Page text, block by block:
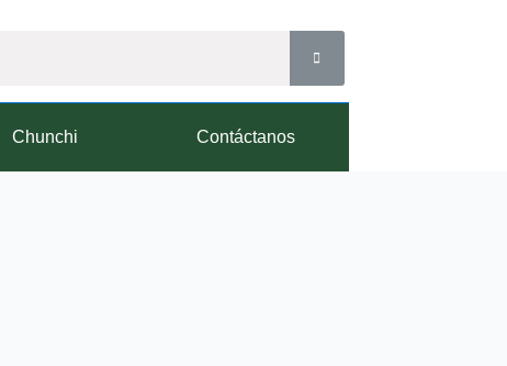
Chunchi Contáctanos